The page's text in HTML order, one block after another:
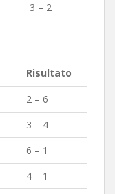
3 – 2
Risultato
2 – 6
3 – 4
6 – 1
4 – 1